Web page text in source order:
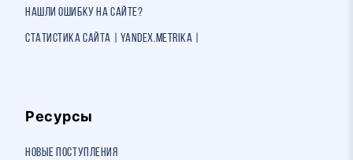
Нашли ошибку на сайте?
Статистика сайта | Yandex.Metrika |
Ресурсы
Новые поступления